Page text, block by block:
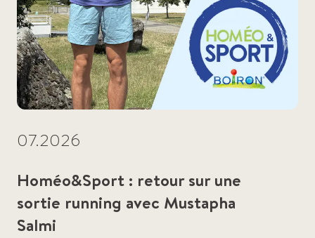
07.2026
Homéo&Sport : retour sur une
sortie running avec Mustapha
Salmi